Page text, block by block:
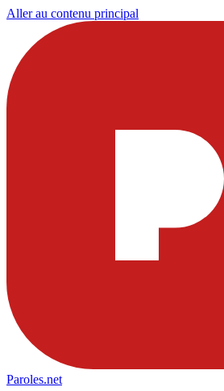
Aller au contenu principal
Paroles.net